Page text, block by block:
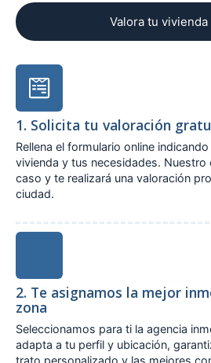
Valora tu
1. Solicita tu valoración
Rellena el formulario online
vivienda y tus necesidades. Nuestro
caso y te realizará una valoración
ciudad.
2. Te asignamos la mejor
zona
Seleccionamos para ti la agencia
adapta a tu perfil y ubicación,
trato personalizado y las mejores